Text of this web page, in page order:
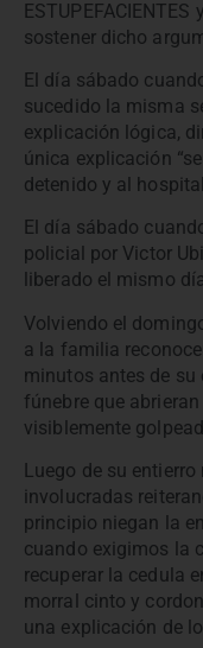
sostener dicho
El día sábado
sucedido la misma
explicación lógica,
única explicación
detenido y al
El día sábado
policial por Victor
liberado el mismo
Volviendo el
a la familia
minutos antes de su
fúnebre que
visiblemente
Luego de su
involucradas
principio niegan la
cuando exigimos la
recuperar la cedula
morral cinto y
una explicación de